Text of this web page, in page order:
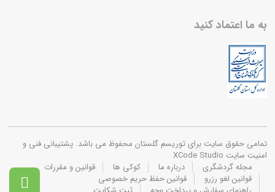

به ما اعتماد کنید
تمامی حقوق سایت برای توریسم گلستان محفوظ می باشد. پشتیبانی فنی و
امنیت سایت XCode Studio
مجله گردشگری
درباره ما کوکی ها
قوانین و مقررات
قوانین لغو رزرو
قوانین حفظ حریم خصوصی